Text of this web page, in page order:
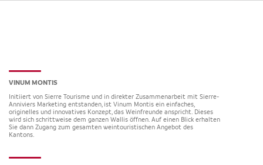
VINUM MONTIS
Initiiert von Sierre Tourisme und in direkter Zusammenarbeit mit Sierre-
Anniviers Marketing entstanden, ist Vinum Montis ein einfaches,
originelles und innovatives Konzept, das Weinfreunde anspricht. Dieses
wird sich schrittweise dem ganzen Wallis öffnen. Auf einen Blick erhalten
Sie dann Zugang zum gesamten weintouristischen Angebot des
Kantons.